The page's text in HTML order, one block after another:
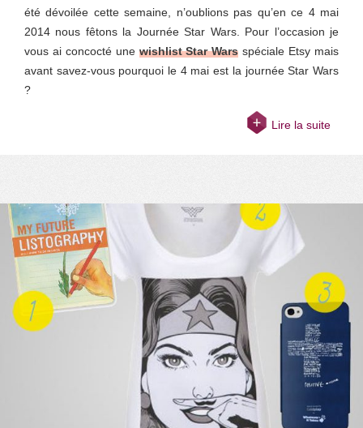
été dévoilée cette semaine, n’oublions pas qu’en ce 4 mai
2014 nous fêtons la Journée Star Wars. Pour l’occasion je
vous ai concocté une wishlist Star Wars spéciale Etsy mais
avant savez-vous pourquoi le 4 mai est la journée Star Wars
?
Lire la suite